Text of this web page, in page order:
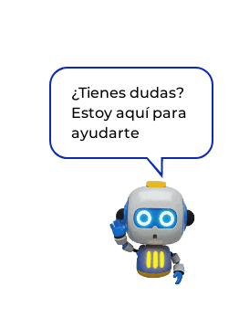
¿Tienes dudas?
Estoy aquí para
ayudarte